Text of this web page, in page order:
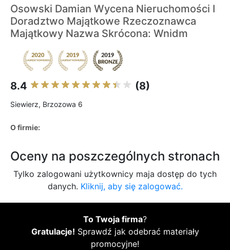
Osowski Damian Wycena Nieruchomości I
Doradztwo Majątkowe Rzeczoznawca
Majątkowy Nazwa Skrócona: Wnidm
8.4 (8)
Siewierz, Brzozowa 6
O firmie:
Oceny na poszczególnych stronach
Tylko zalogowani użytkownicy maja dostęp do tych
danych. Kliknij, aby się zalogować.
To Twoja firma?
Gratulacje! Sprawdź jak odebrać materiały
promocyjne!